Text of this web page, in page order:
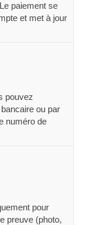
paiement se
et met à jour
pouvez
ou par
numéro de
pour
preuve (photo,